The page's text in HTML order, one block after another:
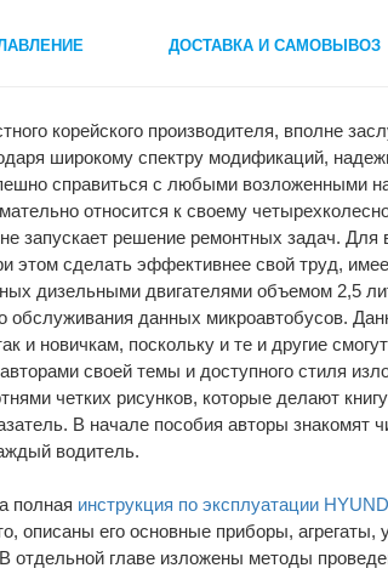
ДОСТАВКА И САМОВЫВОЗ
корейского производителя, вполне
широкому спектру модификаций,
справиться с любыми возложенными
относится к своему
запускает решение ремонтных задач.
этом сделать эффективнее свой труд,
дизельными двигателями объемом 2,5
обслуживания данных микроавтобусов.
и новичкам, поскольку и те и другие
своей темы и доступного стиля
четких рисунков, которые делают
В начале пособия авторы знакомят
водитель.
полная инструкция по эксплуатации
описаны его основные приборы,
отдельной главе изложены методы